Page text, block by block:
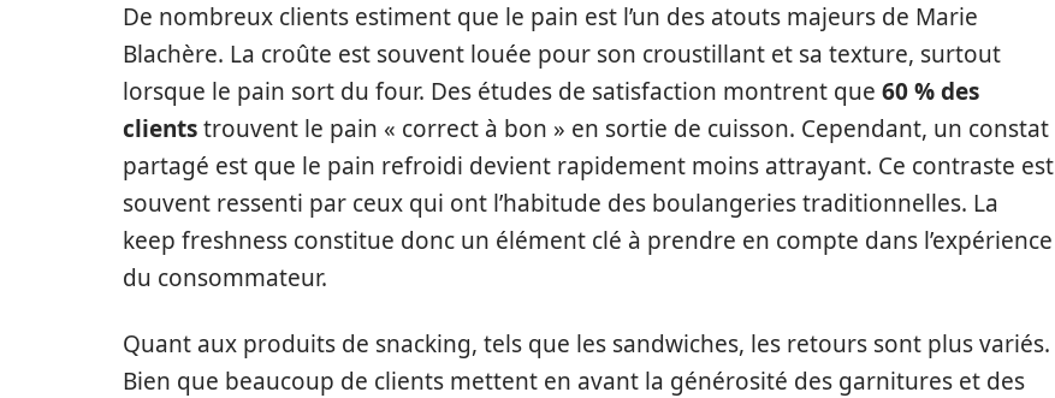
De nombreux clients estiment que le pain est l’un des atouts majeurs de Marie
Blachère. La croûte est souvent louée pour son croustillant et sa texture, surtout
lorsque le pain sort du four. Des études de satisfaction montrent que 60 % des
clientstrouvent le pain « correct à bon » en sortie de cuisson. Cependant, un constat
partagé est que le pain refroidi devient rapidement moins attrayant. Ce contraste est
souvent ressenti par ceux qui ont l’habitude des boulangeries traditionnelles. La
keep freshness constitue donc un élément clé à prendre en compte dans l’expérience
du consommateur.
Quant aux produits de snacking, tels que les sandwiches, les retours sont plus variés.
Bien que beaucoup de clients mettent en avant la générosité des garnitures et des